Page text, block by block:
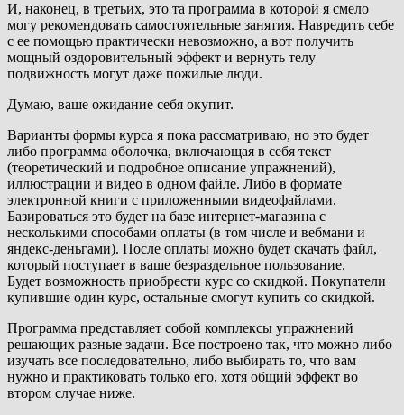
И, наконец, в третьих, это та программа в которой я смело
могу рекомендовать самостоятельные занятия. Навредить себе
с ее помощью практически невозможно, а вот получить
мощный оздоровительный эффект и вернуть телу
подвижность могут даже пожилые люди.
Думаю, ваше ожидание себя окупит.
Варианты формы курса я пока рассматриваю, но это будет
либо программа оболочка, включающая в себя текст
(теоретический и подробное описание упражнений),
иллюстрации и видео в одном файле. Либо в формате
электронной книги с приложенными видеофайлами.
Базироваться это будет на базе интернет-магазина с
несколькими способами оплаты (в том числе и вебмани и
яндекс-деньгами). После оплаты можно будет скачать файл,
который поступает в ваше безраздельное пользование.
Будет возможность приобрести курс со скидкой. Покупатели
купившие один курс, остальные смогут купить со скидкой.
Программа представляет собой комплексы упражнений
решающих разные задачи. Все построено так, что можно либо
изучать все последовательно, либо выбирать то, что вам
нужно и практиковать только его, хотя общий эффект во
втором случае ниже.